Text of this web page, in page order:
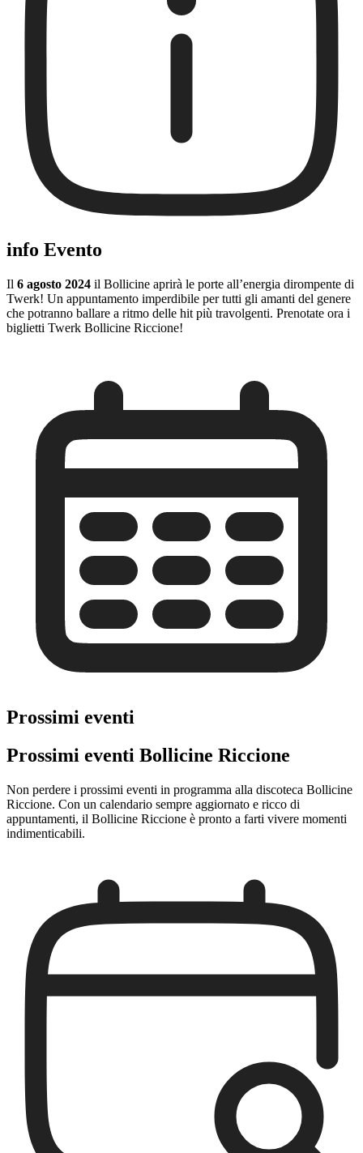
info Evento
Il 6 agosto 2024 il Bollicine aprirà le porte all’energia dirompente di
Twerk! Un appuntamento imperdibile per tutti gli amanti del genere
che potranno ballare a ritmo delle hit più travolgenti. Prenotate ora i
biglietti Twerk Bollicine Riccione!
Prossimi eventi
Prossimi eventi Bollicine Riccione
Non perdere i prossimi eventi in programma alla discoteca Bollicine
Riccione. Con un calendario sempre aggiornato e ricco di
appuntamenti, il Bollicine Riccione è pronto a farti vivere momenti
indimenticabili.